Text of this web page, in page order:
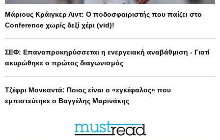
Μάριους Κράιγκερ Λιντ: Ο ποδοσφαιριστής που παίζει στο
Conference χωρίς δεξί χέρι (vid)!
ΣΕΦ: Επαναπροκηρύσσεται η ενεργειακή αναβάθμιση - Γιατί
ακυρώθηκε ο πρώτος διαγωνισμός
Τζέφρι Μονκαντά: Ποιος είναι ο «εγκέφαλος» που
εμπιστεύτηκε ο Βαγγέλης Μαρινάκης